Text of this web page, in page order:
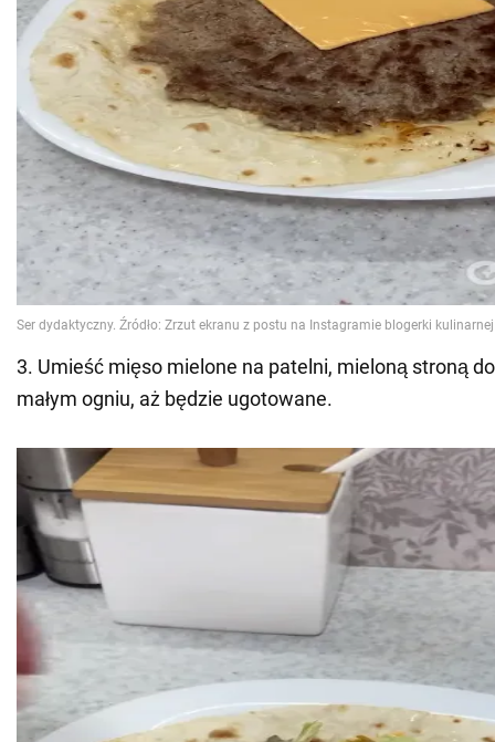
3. Umieść mięso mielone na patelni, mieloną stroną
małym ogniu, aż będzie ugotowane.